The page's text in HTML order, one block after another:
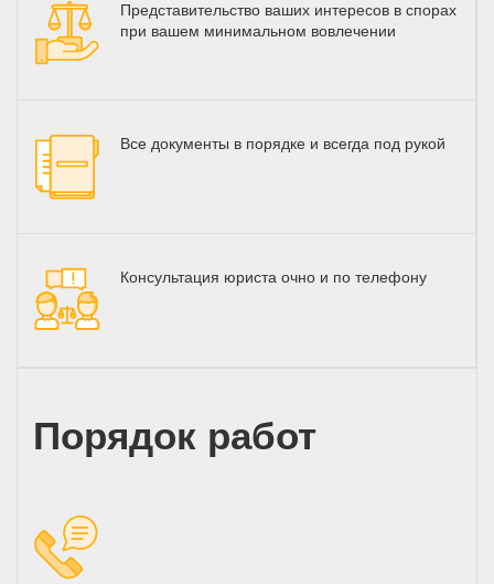
Представительство ваших интересов в спорах
при вашем минимальном вовлечении
Все документы в порядке и всегда под рукой
Консультация юриста очно и по телефону
Порядок работ